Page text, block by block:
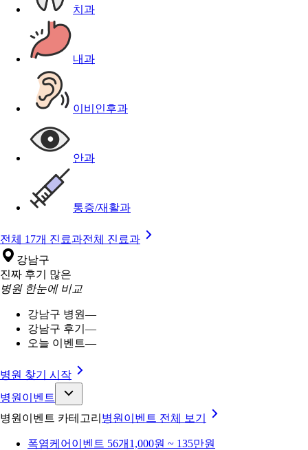
치과
내과
이비인후과
안과
통증/재활과
전체 17개 진료과전체 진료과
강남구
진짜 후기 많은
병원 한눈에 비교
강남구 병원—
강남구 후기 —
오늘 이벤트—
병원 찾기 시작
병원이벤트
병원이벤트 카테고리 병원이벤트 전체 보기
폭염케어 이벤트 56개 1,000원 ~ 135만원